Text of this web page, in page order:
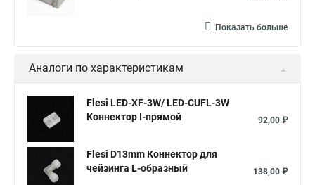
Показать больше
Аналоги по характеристикам
Flesi LED-XF-3W/ LED-CUFL-3W
Коннектор I-прямой
92,00 ₽
Flesi D13mm Коннектор для
чейзинга L-образный
138,00 ₽